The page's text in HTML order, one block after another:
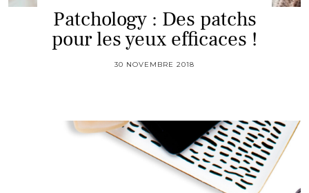
Patchology : Des patchs
pour les yeux efficaces !
30 NOVEMBRE 2018